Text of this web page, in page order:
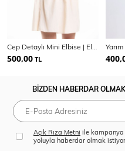
500,00 TL
BİZDEN HABERDAR
Açık Rıza Metni ile kampanya
yoluyla haberdar olmak